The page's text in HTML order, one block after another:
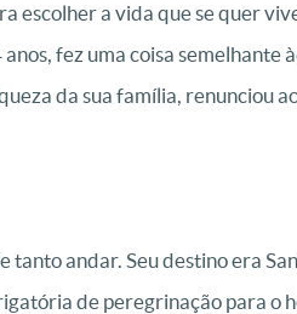
escolher a vida que se quer
fez uma coisa semelhante
da sua família, renunciou
andar. Seu destino era
de peregrinação para o